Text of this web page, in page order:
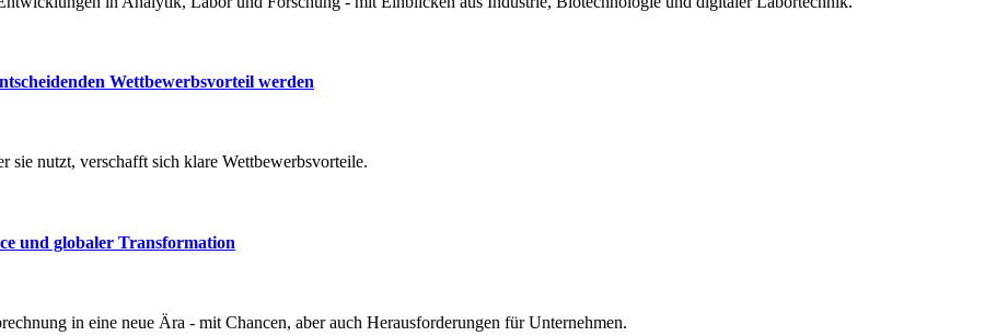
Wettbewerbsvorteil werden
sie nutzt, verschafft sich klare Wettbewerbsvorteile.
und globaler Transformation
in eine neue Ära - mit Chancen, aber auch Herausforderungen für Unternehmen.